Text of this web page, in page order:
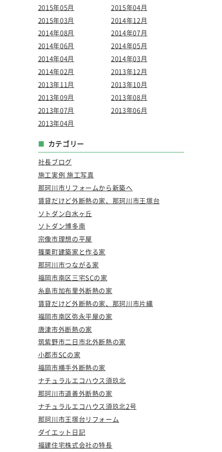
2015年05月
2015年04月
2015年03月
2014年12月
2014年08月
2014年07月
2014年06月
2014年05月
2014年04月
2014年03月
2014年02月
2013年12月
2013年11月
2013年10月
2013年09月
2013年08月
2013年07月
2013年06月
2013年04月
カテゴリー
社長ブログ
施工実例 施工写真
那珂川市リフォームから新築へ
賃貸だけど外断熱の家、那珂川市王塚台
ソトダン白水ヶ丘
ソトダン博多南
宗像市理想の平屋
篠栗町建築家と作る家
那珂川市つながる家
福岡市南区三宅SCの家
糸島市加布里外断熱の家
賃貸だけど外断熱の家、那珂川市片縄
福岡市南区弥永平屋の家
唐津市外断熱の家
筑紫野市二日市北外断熱の家
小郡市SCの家
福岡市横手外断熱の家
ナチュラルエコハウス須玖北
那珂川市道善外断熱の家
ナチュラルエコハウス須玖北2号
那珂川市王塚台リフォーム
ダイエット日記
福建住宅株式会社の特長